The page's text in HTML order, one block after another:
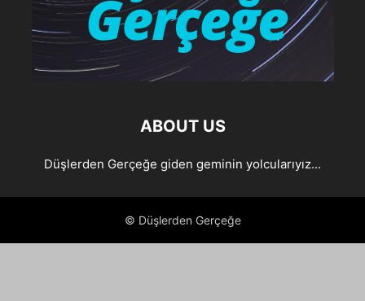
ABOUT US
Düşlerden Gerçeğe giden geminin yolcularıyız...
© Düşlerden Gerçeğe